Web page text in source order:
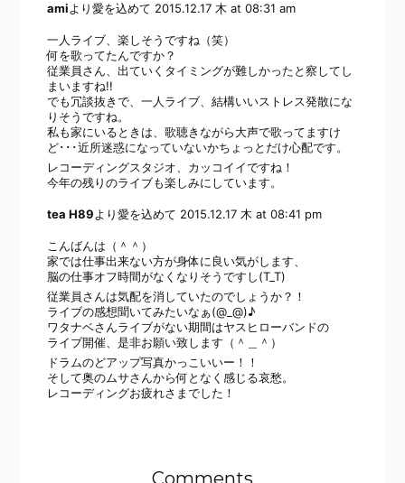
amiより愛を込めて 2015.12.17 木 at 08:31 am
一人ライブ、楽しそうですね（笑）
何を歌ってたんですか？
従業員さん、出ていくタイミングが難しかったと察してし
まいますね!!
でも冗談抜きで、一人ライブ、結構いいストレス発散にな
りそうですね。
私も家にいるときは、歌聴きながら大声で歌ってますけ
ど･･･近所迷惑になっていないかちょっとだけ心配です。
レコーディングスタジオ、カッコイイですね！
今年の残りのライブも楽しみにしています。
tea H89より愛を込めて 2015.12.17 木 at 08:41 pm
こんばんは（＾＾）
家では仕事出来ない方が身体に良い気がします、
脳の仕事オフ時間がなくなりそうですし(T_T)
従業員さんは気配を消していたのでしょうか？！
ライブの感想聞いてみたいなぁ(@_@)♪
ワタナベさんライブがない期間はヤスヒローバンドの
ライブ開催、是非お願い致します（＾＿＾）
ドラムのどアップ写真かっこいいー！！
そして奥のムサさんから何となく感じる哀愁。
レコーディングお疲れさまでした！
Comments